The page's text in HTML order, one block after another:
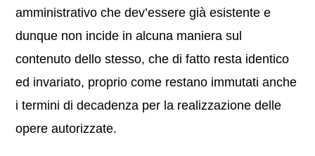
amministrativo che dev’essere già esistente e
dunque non incide in alcuna maniera sul
contenuto dello stesso, che di fatto resta identico
ed invariato, proprio come restano immutati anche
i termini di decadenza per la realizzazione delle
opere autorizzate.